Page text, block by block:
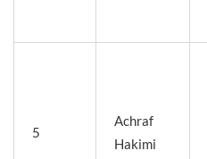
5
Achraf
Hakimi